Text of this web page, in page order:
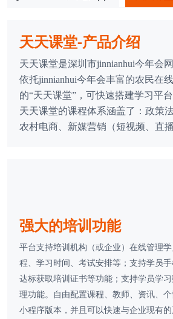
天天课堂-产品介绍
天天课堂是深圳市jinnianhui今年会网
依托jinnianhui今年会丰富的农民在
的“天天课堂”，可快速搭建学习平台
天天课堂的课程体系涵盖了：政策法
农村电商、新媒营销（短视频、直
强大的培训功能
平台支持培训机构（或企业）在线管理学
程、学习时间、考试安排等；支持学员手
达标获取培训证书等功能；支持学员学习
理功能。自由配置课程、教师、资讯、
小程序版本，并且可以快速与企业现有